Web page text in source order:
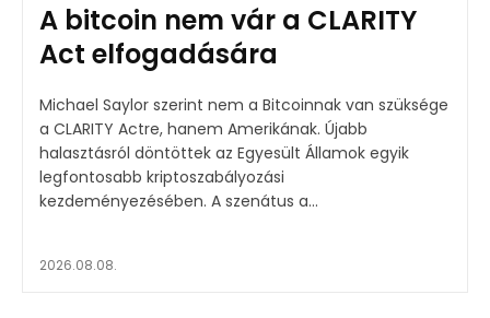
A bitcoin nem vár a CLARITY
Act elfogadására
Michael Saylor szerint nem a Bitcoinnak van szüksége
a CLARITY Actre, hanem Amerikának. Újabb
halasztásról döntöttek az Egyesült Államok egyik
legfontosabb kriptoszabályozási
kezdeményezésében. A szenátus a...
2026.08.08.